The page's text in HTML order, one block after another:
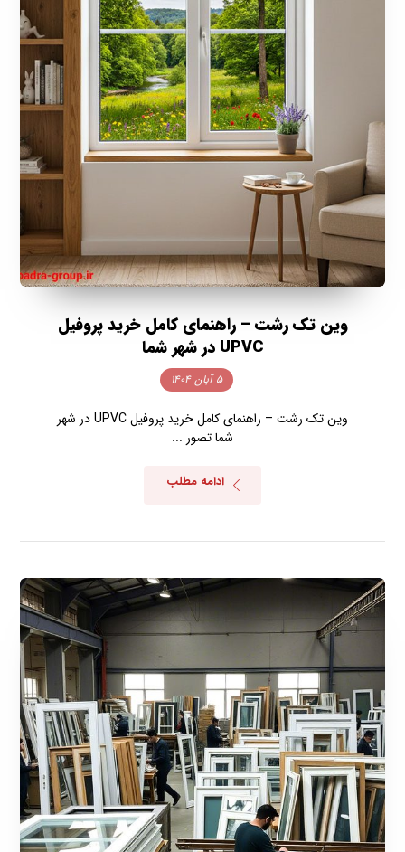
وین تک رشت – راهنمای کامل خرید پروفیل
UPVC در شهر شما
۵ آبان ۱۴۰۴
وین تک رشت – راهنمای کامل خرید پروفیل UPVC در شهر
شما تصور ...
ادامه مطلب